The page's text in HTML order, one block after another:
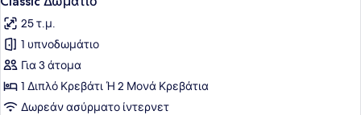
όλων
των
φωτογραφιών
για
Classic
Δωμάτιο
25 τ.μ.
1 υπνοδωμάτιο
Για 3 άτομα
1 Διπλό Κρεβάτι Ή 2 Μονά Κρεβάτια
Δωρεάν ασύρματο ίντερνετ